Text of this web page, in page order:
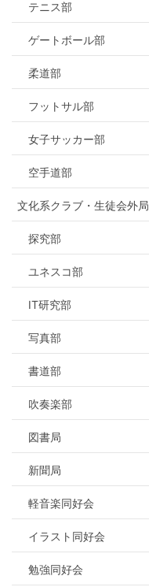
テニス部
ゲートボール部
柔道部
フットサル部
女子サッカー部
空手道部
文化系クラブ・生徒会外局
探究部
ユネスコ部
IT研究部
写真部
書道部
吹奏楽部
図書局
新聞局
軽音楽同好会
イラスト同好会
勉強同好会